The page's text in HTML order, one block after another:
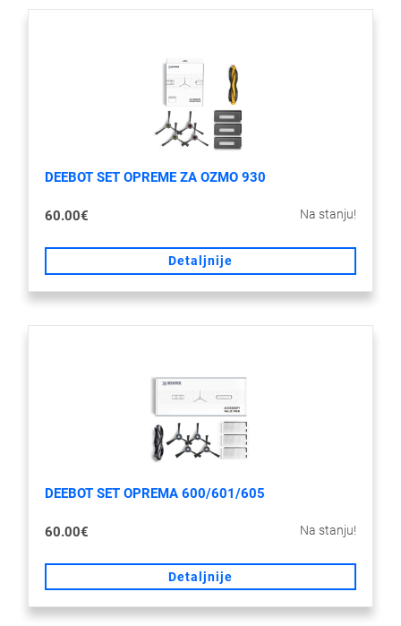
DEEBOT SET OPREME ZA OZMO 930
60.00€ Na stanju!
Detaljnije
DEEBOT SET OPREMA 600/601/605
60.00€ Na stanju!
Detaljnije